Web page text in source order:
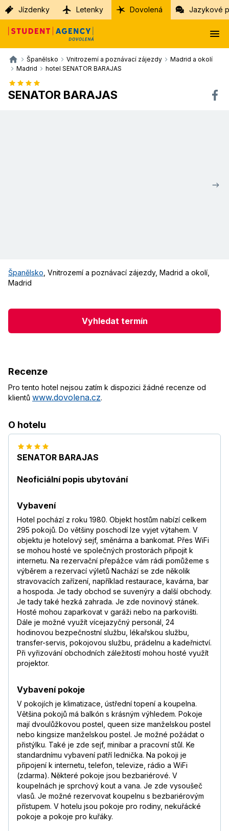
Jízdenky Letenky Dovolená Jazykové
Španělsko Vnitrozemí a poznávací zájezdy
Madrid a okolí
Madrid
hotel SENATOR BARAJAS
SENATOR BARAJAS
Španělsko Vnitrozemí a poznávací zájezdy, Madrid a okolí
Madrid
Vyhledat termín
Recenze
Pro tento hotel nejsou zatím k dispozici žádné recenze od
klientů www.dovolena.cz.
O hotelu
SENATOR BARAJAS
Neoficiální popis ubytování
Vybavení
Hotel pochází z roku 1980. Objekt hostům nabízí celkem
295 pokojů. Do většiny poschodí lze vyjet výtahem. V
objektu je hotelový sejf, směnárna a bankomat. Přes WiFi
se mohou hosté ve společných prostorách připojit k
internetu. Na rezervační přepážce vám rádi pomůžeme s
výběrem a rezervací výletů Nachází se zde několik
stravovacích zařízení, například restaurace, kavárna, bar
a hospoda. Je tady obchod se suvenýry a další obchody.
Je tady také hezká zahrada. Je zde novinový stánek.
Hosté mohou zaparkovat v garáži nebo na parkovišti.
Dále je možné využít vícejazyčný personál, 24
hodinovou bezpečnostní službu, lékařskou službu,
transfer-servis, pokojovou službu, prádelnu a kadeřnictví.
Při vyřizování obchodních záležitostí mohou hosté využít
projektor.
Vybavení pokoje
V pokojích je klimatizace, ústřední topení a koupelna.
Většina pokojů má balkón s krásným výhledem. Pokoje
mají dvoulůžkovou postel, queen size manželskou postel
nebo kingsize manželskou postel. Je možné požádat o
přistýlku. Také je zde sejf, minibar a pracovní stůl. Ke
standardnímu vybavení patří lednička. Na pokoji je
připojení k internetu, telefon, televize, rádio a WiFi
(zdarma). Některé pokoje jsou bezbariérové. V
koupelnách je sprchový kout a vana. Je zde vysoušeč
vlasů. Je možné rezervovat koupelnu s bezbariérovým
přístupem. V hotelu jsou pokoje pro rodiny, nekuřácké
pokoje a pokoje pro kuřáky.